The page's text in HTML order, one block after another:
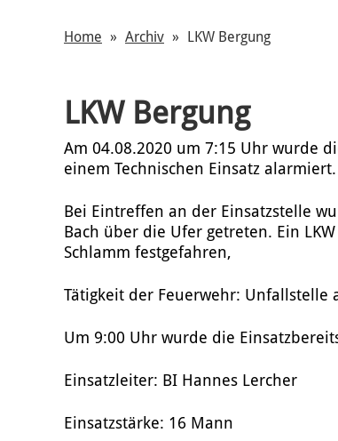
Home Archiv LKW Bergung
LKW Bergung
Am 04.08.2020 um 7:15 Uhr wurde
einem Technischen Einsatz
Bei Eintreffen an der Einsatzstelle
Bach über die Ufer getreten. Ein
Schlamm festgefahren,
Tätigkeit der Feuerwehr: Unfallstelle
Um 9:00 Uhr wurde die
Einsatzleiter: BI Hannes Lercher
Einsatzstärke: 16 Mann